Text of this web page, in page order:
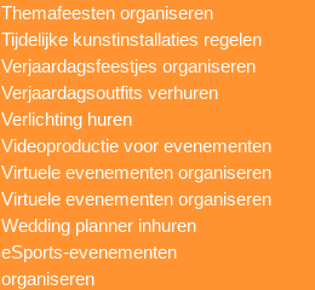
Themafeesten organiseren
Tijdelijke kunstinstallaties regelen
Verjaardagsfeestjes organiseren
Verjaardagsoutfits verhuren
Verlichting huren
Videoproductie voor evenementen
Virtuele evenementen organiseren
Virtuele evenementen organiseren
Wedding planner inhuren
eSports-evenementen
organiseren